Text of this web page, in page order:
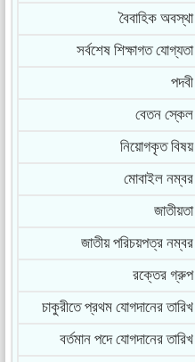
বৈবাহিক অবস্থা
সর্বশেষ শিক্ষাগত যোগ্যতা
পদবী
বেতন স্কেল
নিয়োগকৃত বিষয়
মোবাইল নম্বর
জাতীয়তা
জাতীয় পরিচয়পত্র নম্বর
রক্তের গ্রুপ
চাকুরীতে প্রথম যোগদানের তারিখ
বর্তমান পদে যোগদানের তারিখ